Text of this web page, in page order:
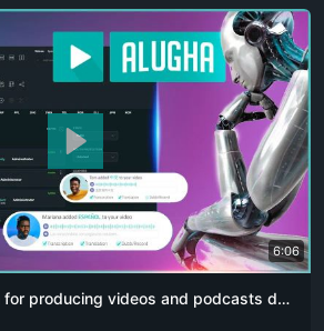
6:06
The alugha platform for producing videos and podcasts designed for content creators. The artificial intelligence revolution 👏🏻